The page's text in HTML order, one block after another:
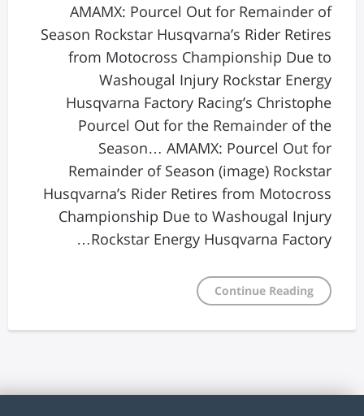
AMAMX: Pourcel Out for Remainder of
Season Rockstar Husqvarna’s Rider Retires
from Motocross Championship Due to
Washougal Injury Rockstar Energy
Husqvarna Factory Racing’s Christophe
Pourcel Out for the Remainder of the
Season… AMAMX: Pourcel Out for
Remainder of Season (image) Rockstar
Husqvarna’s Rider Retires from Motocross
Championship Due to Washougal Injury
Rockstar Energy Husqvarna Factory…
Continue Reading